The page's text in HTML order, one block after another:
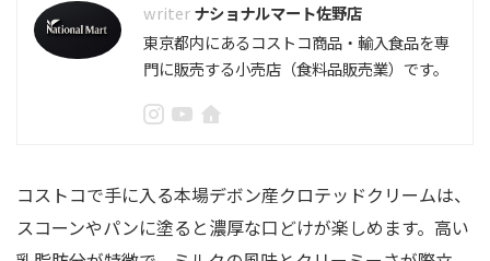
ナショナルマート佐野店
東京都内にあるコストコ商品・輸入食品を専
門に販売する小売店（食料品販売業）です。
コストコで手に入る本場デボン産クロテッドクリームは、
スコーンやパンに塗ると濃厚な口どけが楽しめます。高い